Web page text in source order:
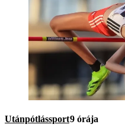
Utánpótlássport9 órája